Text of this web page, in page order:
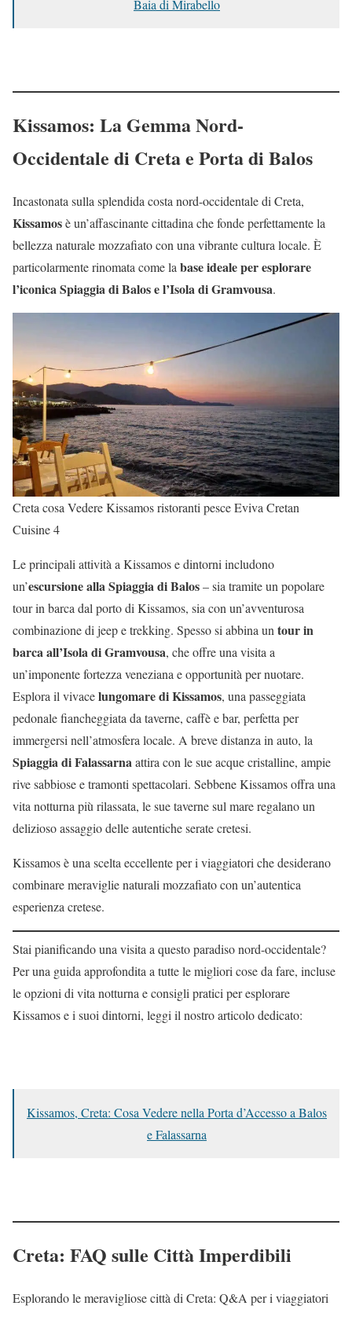
Baia di Mirabello
Kissamos: La Gemma Nord-
Occidentale di Creta e Porta di Balos
Incastonata sulla splendida costa nord-occidentale di Creta,
Kissamosè un’affascinante cittadina che fonde perfettamente la
bellezza naturale mozzafiato con una vibrante cultura locale. È
particolarmente rinomata come la base ideale per esplorare
l’iconica Spiaggia di Balos e l’Isola di Gramvousa.
Creta cosa Vedere Kissamos ristoranti pesce Eviva Cretan
Cuisine 4
Le principali attività a Kissamos e dintorni includono
un’escursione alla Spiaggia di Balos– sia tramite un popolare
tour in barca dal porto di Kissamos, sia con un’avventurosa
combinazione di jeep e trekking. Spesso si abbina un tour in
barca all’Isola di Gramvousa, che offre una visita a
un’imponente fortezza veneziana e opportunità per nuotare.
Esplora il vivacelungomare di Kissamos, una passeggiata
pedonale fiancheggiata da taverne, caffè e bar, perfetta per
immergersi nell’atmosfera locale. A breve distanza in auto, la
Spiaggia di Falassarnaattira con le sue acque cristalline, ampie
rive sabbiose e tramonti spettacolari. Sebbene Kissamos offra una
vita notturna più rilassata, le sue taverne sul mare regalano un
delizioso assaggio delle autentiche serate cretesi.
Kissamos è una scelta eccellente per i viaggiatori che desiderano
combinare meraviglie naturali mozzafiato con un’autentica
esperienza cretese.
Stai pianificando una visita a questo paradiso nord-occidentale?
Per una guida approfondita a tutte le migliori cose da fare, incluse
le opzioni di vita notturna e consigli pratici per esplorare
Kissamos e i suoi dintorni, leggi il nostro articolo dedicato:
Kissamos, Creta: Cosa Vedere nella Porta d’Accesso a Balos
e Falassarna
Creta: FAQ sulle Città Imperdibili
Esplorando le meravigliose città di Creta: Q&A per i viaggiatori